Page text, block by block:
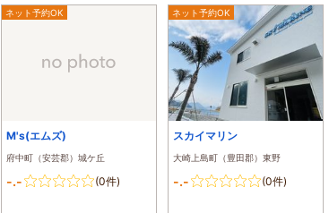
ネット予約OK
M's(エムズ)
府中町（安芸郡）城ケ丘
-.- (0件)
ネット予約OK
スカイマリン
大崎上島町（豊田郡）東野
-.- (0件)